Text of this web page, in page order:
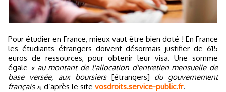
Pour étudier en France, mieux vaut être bien doté ! En France
les étudiants étrangers doivent désormais justifier de 615
euros de ressources, pour obtenir leur visa. Une somme
égale « au montant de l'allocation d'entretien mensuelle de
base versée, aux boursiers [étrangers] du gouvernement
français », d’après le site vosdroits.service-public.fr.